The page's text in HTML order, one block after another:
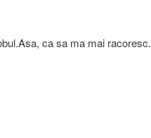
ca sa ma mai racoresc.